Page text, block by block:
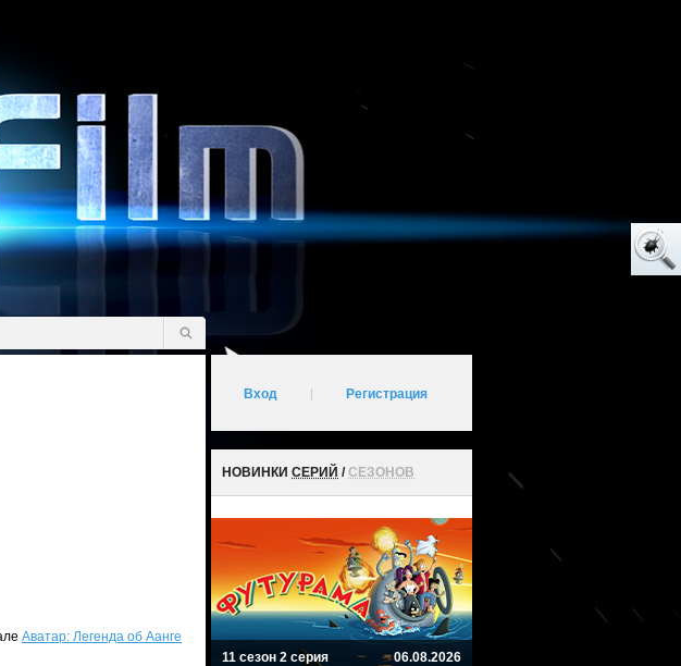
Аватар: Легенда об Аанге
Вход Регистрация
НОВИНКИ СЕРИЙ /СЕЗОНОВ
11 сезон 2 серия 06.08.2026